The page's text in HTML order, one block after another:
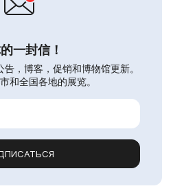
一封信！
，博客，促销和博物馆更新。
和全国各地的展览。